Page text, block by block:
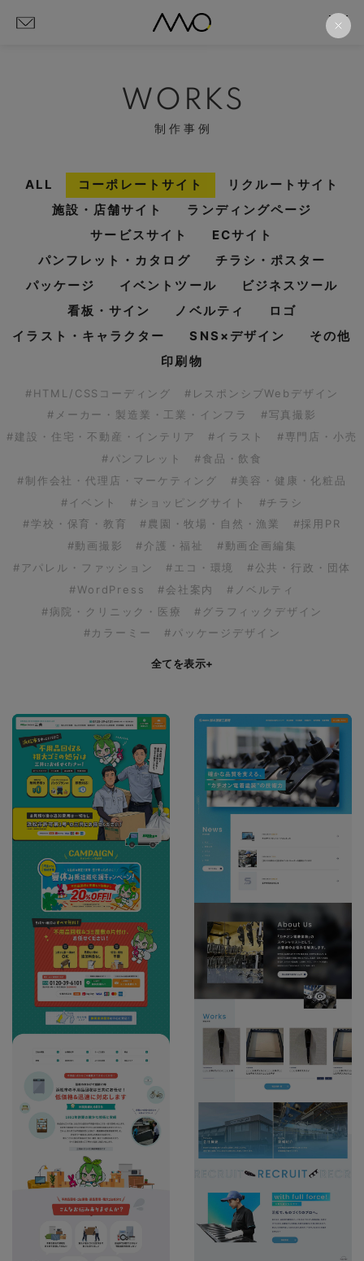
WORKS
制作事例
ALL コーポレートサイト
リクルートサイト
施設・店舗サイト
ランディングページ
サービスサイト
ECサイト
パンフレット・カタログ
チラシ・ポスター
パッケージ
イベントツール
ビジネスツール
看板・サイン
ノベルティ
ロゴ
イラスト・キャラクター
SNS×デザイン
その他
印刷物
#HTML/CSSコーディング
#レスポンシブWebデザイン
#メーカー・製造業・工業・インフラ
#写真撮影
#建設・住宅・不動産・インテリア
#イラスト
#専門店・小売
#パンフレット
#食品・飲食
#制作会社・代理店・マーケティング
#美容・健康・化粧品
#イベント
#ショッピングサイト
#チラシ
#学校・保育・教育
#農園・牧場・自然・漁業
#採用PR
#動画撮影
#介護・福祉
#動画企画編集
#アパレル・ファッション
#エコ・環境
#公共・行政・団体
#WordPress
#会社案内
#ノベルティ
#病院・クリニック・医療
#グラフィックデザイン
#カラーミー
#パッケージデザイン
全てを表示+